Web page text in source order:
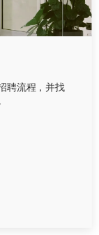
聘流程，并找